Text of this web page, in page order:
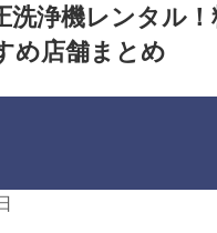
洗浄機レンタル
め店舗まとめ